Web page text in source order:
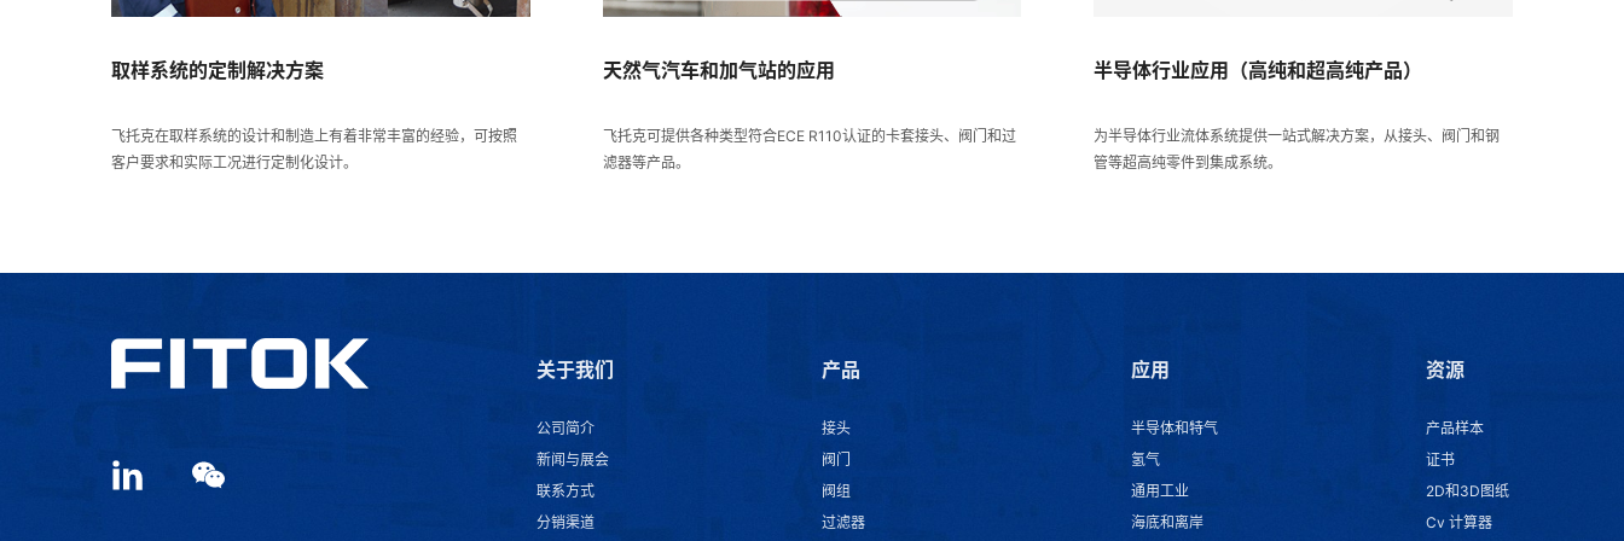
取样系统的定制解决方案
飞托克在取样系统的设计和制造上有着非常丰富的经验，可按照
客户要求和实际工况进行定制化设计。
天然气汽车和加气站的应用
飞托克可提供各种类型符合ECE R110认证的卡套接头、阀门和过
滤器等产品。
半导体行业应用（高纯和超高纯产品）
为半导体行业流体系统提供一站式解决方案，从接头、阀门和钢
管等超高纯零件到集成系统。
关于我们
公司简介
新闻与展会
联系方式
分销渠道
产品
接头
阀门
阀组
过滤器
应用
半导体和特气
氢气
通用工业
海底和离岸
资源
产品样本
证书
2D和3D图纸
Cv 计算器